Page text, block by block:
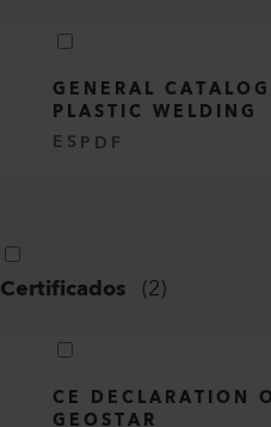
GENERAL
PLASTIC WELDING
ES PDF
Certificados (2)
CE DECLARATION
GEOSTAR